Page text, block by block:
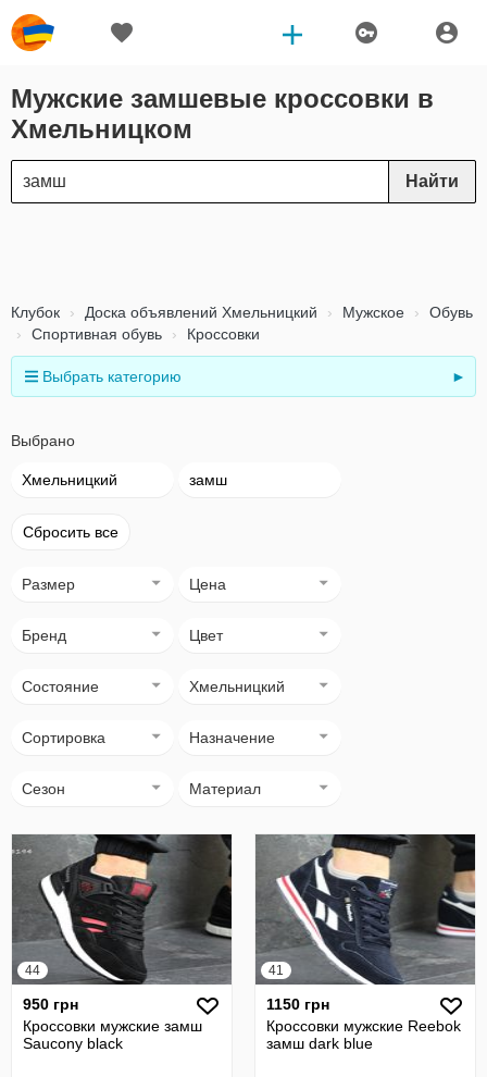
Мужские замшевые кроссовки в
Хмельницком
Найти
Клубок Доска объявлений Хмельницкий Мужское
Обувь
Спортивная обувь
Кроссовки
Выбрать категорию ►
Выбрано
Хмельницкий замш
Сбросить все
Размер Цена
Бренд Цвет
Состояние Хмельницкий
Сортировка Назначение
Сезон Материал
44
950 грн
Кроссовки мужские замш
Saucony black
41
1150 грн
Кроссовки мужские Reebok
замш dark blue